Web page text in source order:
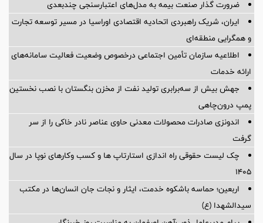
ضرورت گذار صنعت بیمه به مدل‌های اعتبارسنجی چندبعدی
ایران، شریک راهبردی اتحادیه اقتصادی اوراسیا در مسیر توسعه تجارت
و همگرایی منطقه‌ای
اطلاعیه سازمان تأمین اجتماعی درخصوص وضعیت فعالیت سامانه‌های
ارائه خدمات
جهش بیش از سه‌برابری تولید نفت از مخزن بنگستان با نصب نخستین
پمپ درون‌چاهی
اندونزی صادرات محصولات معدنی حاوی عناصر نادر خاکی را از سر
گرفت
چک لیست حقوقی راه اندازی استارتاپ ها و کسب وکارهای نوپا در سال
۱۴۰۵
اربعین؛ حماسه باشکوه خدمت، ایثار و نجات جان انسان‌ها در مکتب
سیدالشهدا (ع)